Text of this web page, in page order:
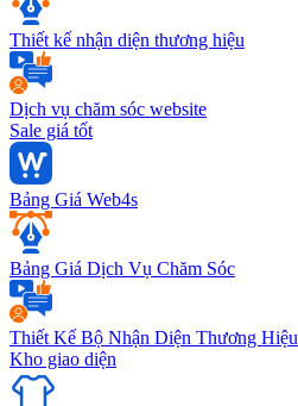
Thiết kế nhận diện thương hiệu
Dịch vụ chăm sóc website
Sale giá tốt
Bảng Giá Web4s
Bảng Giá Dịch Vụ Chăm Sóc
Thiết Kế Bộ Nhận Diện Thương Hiệu
Kho giao diện